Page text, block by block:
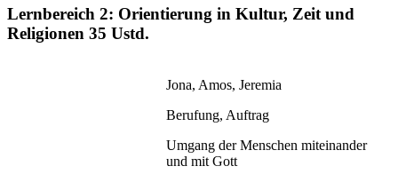
Lernbereich 2: Orientierung in Kultur, Zeit und
Religionen 35 Ustd.
Jona, Amos, Jeremia
Berufung, Auftrag
Umgang der Menschen miteinander
und mit Gott